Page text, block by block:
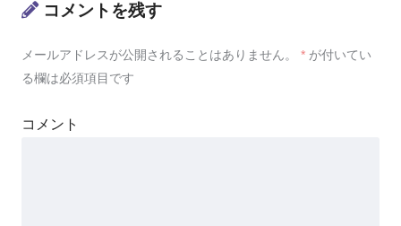
コメントを残す
メールアドレスが公開されることはありません。 * が付いてい
る欄は必須項目です
コメント